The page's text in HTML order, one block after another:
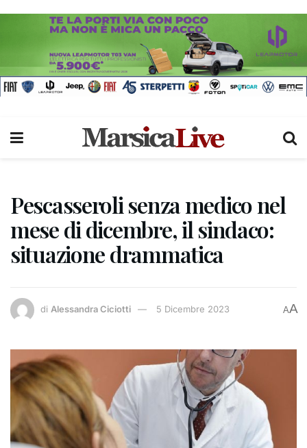
Pescasseroli senza medico nel
mese di dicembre, il sindaco:
situazione drammatica
di Alessandra Ciciotti 5 Dicembre 2023 AA